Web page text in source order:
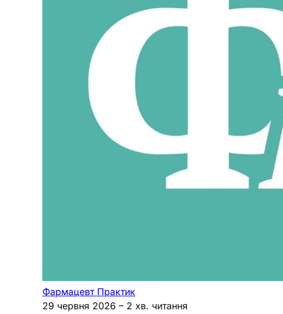
Фармацевт Практик
29 червня 2026 – 2 хв. читання